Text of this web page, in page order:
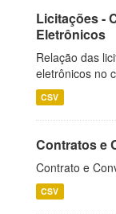
Licitações -
Eletrônicos
Relação das
eletrônicos no
CSV
Contratos e
Contrato e
CSV